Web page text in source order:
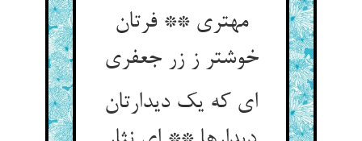
مهتری ** فرتان
خوشتر ز زر جعفری‌‌
ای که یک دیدارتان